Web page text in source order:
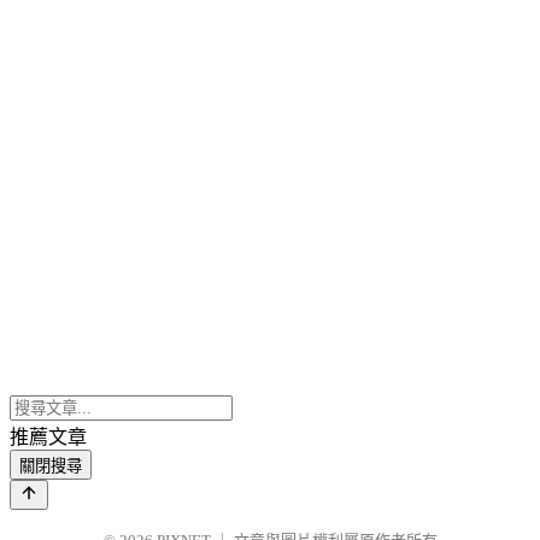
推薦文章
關閉搜尋